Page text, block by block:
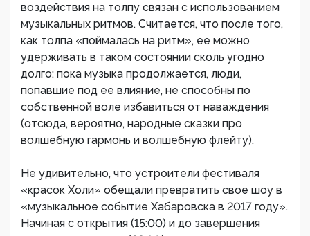
воздействия на толпу связан с использованием
музыкальных ритмов. Считается, что после того,
как толпа «поймалась на ритм», ее можно
удерживать в таком состоянии сколь угодно
долго: пока музыка продолжается, люди,
попавшие под ее влияние, не способны по
собственной воле избавиться от наваждения
(отсюда, вероятно, народные сказки про
волшебную гармонь и волшебную флейту).
Не удивительно, что устроители фестиваля
«красок Холи» обещали превратить свое шоу в
«музыкальное событие Хабаровска в 2017 году».
Начиная с открытия (15:00) и до завершения